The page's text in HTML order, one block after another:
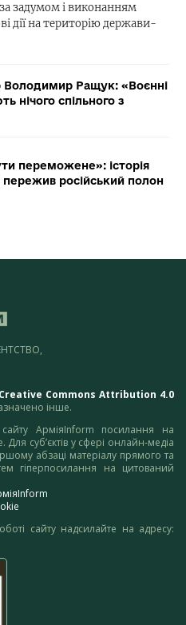
задумом і виконанням
дії на територію держави-
Володимир Ращук: «Воєнні
нічого спільного з
переможене»: історія
пережив російський полон
Creative Commons Attribution 4.0
інше.
АрміяInform посилання на
Для суб’єктів у сфері онлайн-медіа
абзаці матеріалу прямого та
гіперпосилання на цитований
сайту надсилайте на адресу: